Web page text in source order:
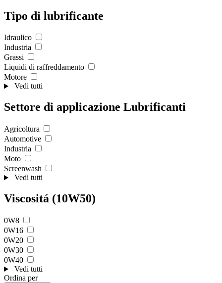
Tipo di lubrificante
Idraulico
Industria
Grassi
Liquidi di raffreddamento
Motore
Vedi tutti
Settore di applicazione Lubrificanti
Agricoltura
Automotive
Industria
Moto
Screenwash
Vedi tutti
Viscositá (10W50)
0W8
0W16
0W20
0W30
0W40
Vedi tutti
Ordina per